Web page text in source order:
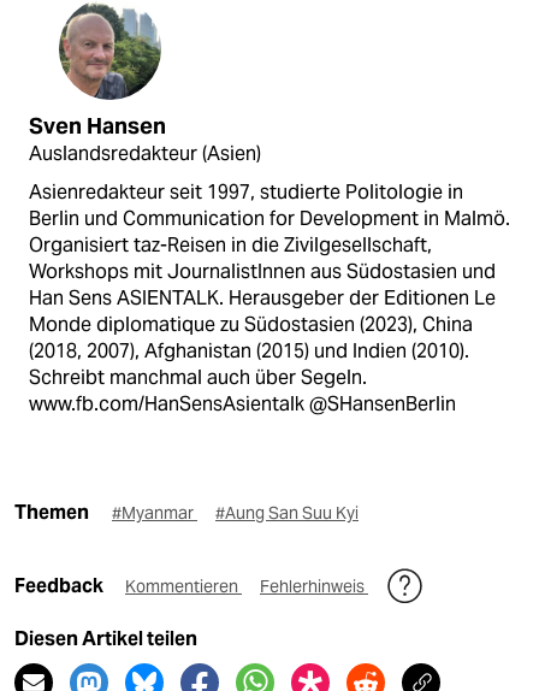
Sven Hansen
Auslandsredakteur (Asien)
Asienredakteur seit 1997, studierte Politologie in
Berlin und Communication for Development in Malmö.
Organisiert taz-Reisen in die Zivilgesellschaft,
Workshops mit JournalistInnen aus Südostasien und
Han Sens ASIENTALK. Herausgeber der Editionen Le
Monde diplomatique zu Südostasien (2023), China
(2018, 2007), Afghanistan (2015) und Indien (2010).
Schreibt manchmal auch über Segeln.
www.fb.com/HanSensAsientalk @SHansenBerlin
Themen #Myanmar #Aung San Suu Kyi
Feedback Kommentieren Fehlerhinweis
Diesen Artikel teilen